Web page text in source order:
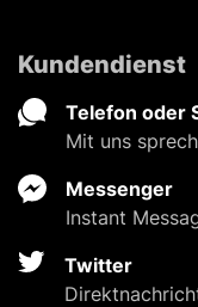
Kundendienst
Telefon oder
Mit uns
Messenger
Instant
Twitter